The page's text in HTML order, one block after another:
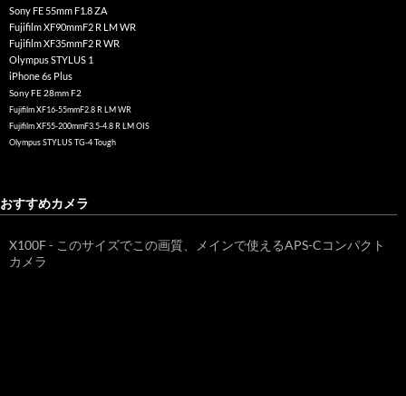
Sony FE 55mm F1.8 ZA
Fujifilm XF90mmF2 R LM WR
Fujifilm XF35mmF2 R WR
Olympus STYLUS 1
iPhone 6s Plus
Sony FE 28mm F2
Fujifilm XF16-55mmF2.8 R LM WR
Fujifilm XF55-200mmF3.5-4.8 R LM OIS
Olympus STYLUS TG-4 Tough
おすすめカメラ
X100F - このサイズでこの画質、メインで使えるAPS-Cコンパクト
カメラ